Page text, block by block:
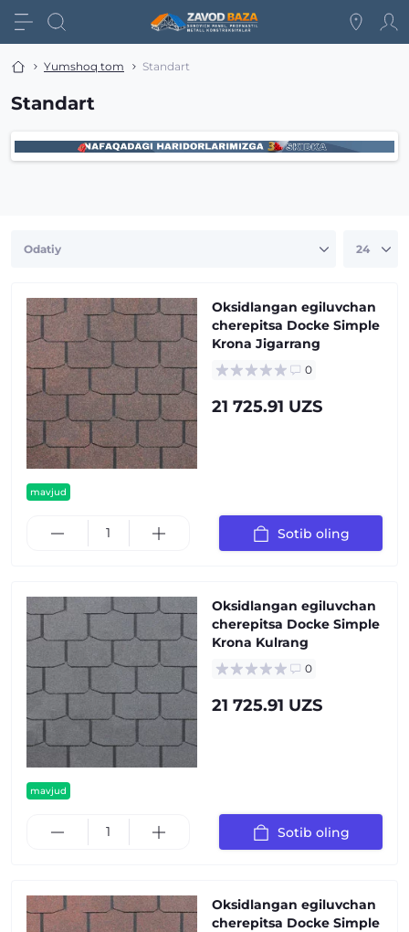
Yumshoq tom Standart
Standart
mavjud
Oksidlangan egiluvchan
cherepitsa Docke Simple
Krona Jigarrang
0
21 725.91 UZS
Sotib oling
mavjud
Oksidlangan egiluvchan
cherepitsa Docke Simple
Krona Kulrang
0
21 725.91 UZS
Sotib oling
Oksidlangan egiluvchan
cherepitsa Docke Simple